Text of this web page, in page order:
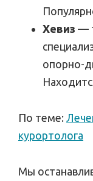
Хевиз —
опорно-
По теме:
курортолога
Мы